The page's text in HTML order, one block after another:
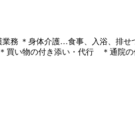
務 ＊身体介護…食事、入浴、排せ
買い物の付き添い・代行 ＊通院